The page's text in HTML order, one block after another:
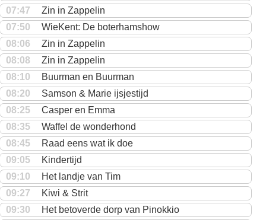
07:47
Zin in Zappelin
07:50
WieKent: De boterhamshow
08:06
Zin in Zappelin
08:08
Zin in Zappelin
08:10
Buurman en Buurman
08:20
Samson & Marie ijsjestijd
08:25
Casper en Emma
08:35
Waffel de wonderhond
08:45
Raad eens wat ik doe
09:05
Kindertijd
09:10
Het landje van Tim
09:27
Kiwi & Strit
09:30
Het betoverde dorp van Pinokkio